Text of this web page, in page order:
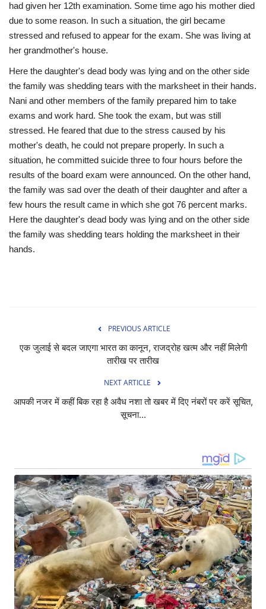
had given her 12th examination. Some time ago his mother died
due to some reason. In such a situation, the girl became
stressed and refused to appear for the exam. She was living at
her grandmother's house.
Here the daughter's dead body was lying and on the other side
the family was shedding tears with the marksheet in their hands.
Nani and other members of the family prepared him to take
exams and work hard. She took the exam, but was still
stressed. He feared that due to the stress caused by his
mother's death, he could not prepare properly. In such a
situation, he committed suicide three to four hours before the
results of the board exam were announced. On the other hand,
the family was sad over the death of their daughter and after a
few hours the result came in which she got 76 percent marks.
Here the daughter's dead body was lying and on the other side
the family was shedding tears holding the marksheet in their
hands.
PREVIOUS ARTICLE
एक जुलाई से बदल जाएगा भारत का कानून, राजद्रोह खत्म और नहीं मिलेगी
तारीख पर तारीख
NEXT ARTICLE
आपकी नजर में कहीं बिक रहा है अवैध नशा तो खबर में दिए नंबरों पर करें सूचित,
सूचना...